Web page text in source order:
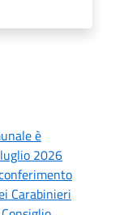
è
2026
Carabinieri